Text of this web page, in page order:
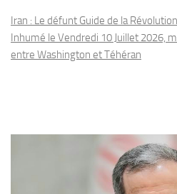
Iran : Le défunt Guide de la
Inhumé le Vendredi 10 Juillet 2026,
entre Washington et Téhéran